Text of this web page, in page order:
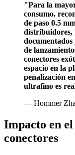
"Para la
consumo,
de paso 0.5
distribuidores,
de
conectores
espacio en la
penalización
ultrafino es
— Hommer
Impacto en el
conectores